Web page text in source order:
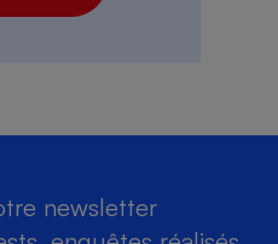
newsletter